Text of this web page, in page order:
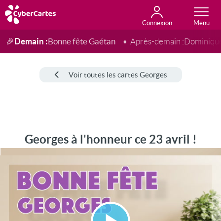
Connexion
Anniversaire
Fête du jour
Amour
Amitié
Merci
Toutes les cartes
🎉Demain :Bonne fête Gaétan Après-demain :
Voir toutes les cartes Georges
Georges à l'honneur ce 23 avril !